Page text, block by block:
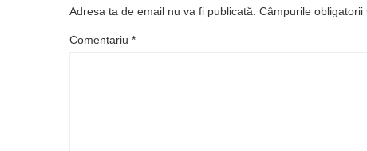
Adresa ta de email nu va fi publicată. Câmpurile obligatorii
Comentariu *